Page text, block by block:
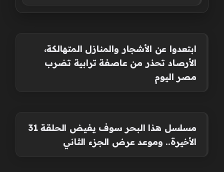
ابتعدوا عن الأشجار والمنازل المتهالكة،
الأرصاد تحذر من عاصفة ترابية تضرب
مصر اليوم
مسلسل هذا البحر سوف يفيض الحلقة 31
الأخيرة.. وموعد عرض الجزء الثاني